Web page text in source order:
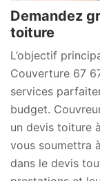
Demandez
toiture
L’objectif
Couverture 67
services
budget.
un devis toiture
vous soumettra
dans le devis